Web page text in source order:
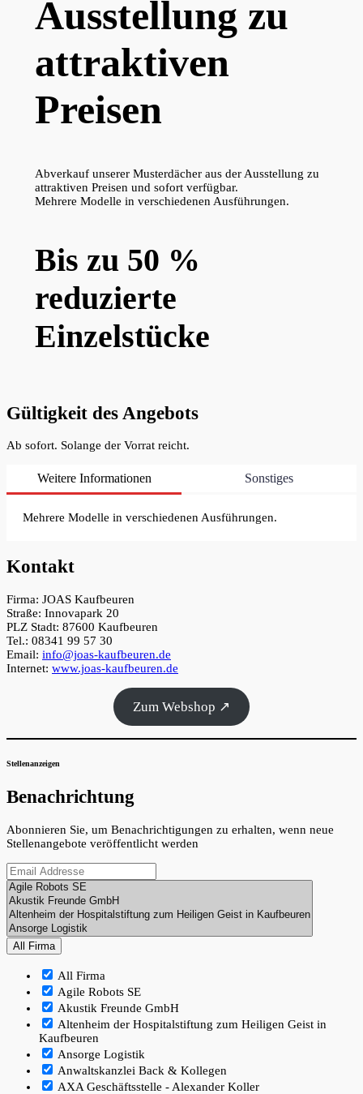
Ausstellung zu
attraktiven
Preisen
Abverkauf unserer Musterdächer aus der Ausstellung zu
attraktiven Preisen und sofort verfügbar.
Mehrere Modelle in verschiedenen Ausführungen.
Bis zu 50 %
reduzierte
Einzelstücke
Gültigkeit des Angebots
Ab sofort. Solange der Vorrat reicht.
Weitere Informationen Sonstiges
Mehrere Modelle in verschiedenen Ausführungen.
Kontakt
Firma: JOAS Kaufbeuren
Straße: Innovapark 20
PLZ Stadt: 87600 Kaufbeuren
Tel.: 08341 99 57 30
Email: info@joas-kaufbeuren.de
Internet: www.joas-kaufbeuren.de
Zum Webshop ↗
Stellenanzeigen
Benachrichtung
Abonnieren Sie, um Benachrichtigungen zu erhalten, wenn neue
Stellenangebote veröffentlicht werden
All Firma
All Firma
Agile Robots SE
Akustik Freunde GmbH
Altenheim der Hospitalstiftung zum Heiligen Geist in
Kaufbeuren
Ansorge Logistik
Anwaltskanzlei Back & Kollegen
AXA Geschäftsstelle - Alexander Koller